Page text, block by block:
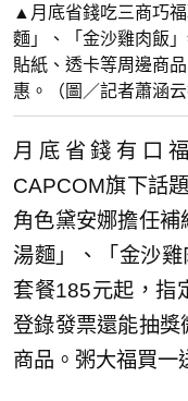
▲月底省錢吃三商巧
麵」、「金沙雞肉飯
貼紙、透卡等周邊商
惠。（圖／記者蕭涵云
月底省錢有口
CAPCOM旗下話
角色黛安娜擔任
湯麵」、「金沙
套餐185元起，指
登錄發票還能抽
商品。粥大福買一